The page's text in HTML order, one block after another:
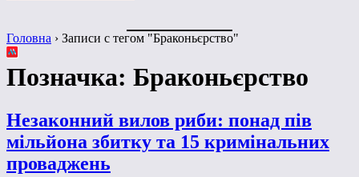
Головна › Записи с тегом "Браконьєрство"
Позначка: Браконьєрство
Незаконний вилов риби: понад пів
мільйона збитку та 15 кримінальних
проваджень